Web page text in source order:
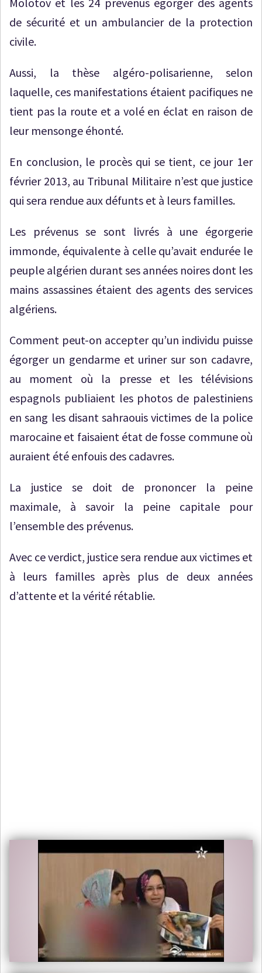
de sécurité et un ambulancier de la protection
civile.
Aussi, la thèse algéro-polisarienne, selon
laquelle, ces manifestations étaient pacifiques ne
tient pas la route et a volé en éclat en raison de
leur mensonge éhonté.
En conclusion, le procès qui se tient, ce jour 1er
février 2013, au Tribunal Militaire n’est que justice
qui sera rendue aux défunts et à leurs familles.
Les prévenus se sont livrés à une égorgerie
immonde, équivalente à celle qu’avait endurée le
peuple algérien durant ses années noires dont les
mains assassines étaient des agents des services
algériens.
Comment peut-on accepter qu’un individu puisse
égorger un gendarme et uriner sur son cadavre,
au moment où la presse et les télévisions
espagnols publiaient les photos de palestiniens
en sang les disant sahraouis victimes de la police
marocaine et faisaient état de fosse commune où
auraient été enfouis des cadavres.
La justice se doit de prononcer la peine
maximale, à savoir la peine capitale pour
l’ensemble des prévenus.
Avec ce verdict, justice sera rendue aux victimes et
à leurs familles après plus de deux années
d’attente et la vérité rétablie.